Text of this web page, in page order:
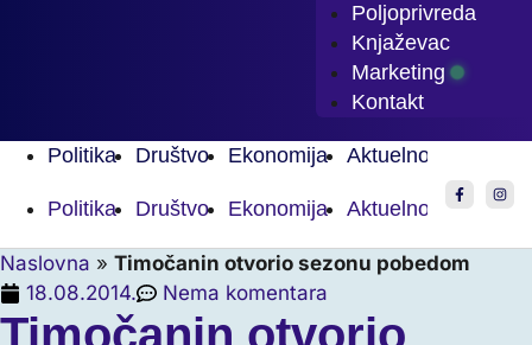
Poljoprivreda
Knjaževac
Marketing
Kontakt
Politika Društvo Ekonomija Aktuelnosti
Politika Društvo Ekonomija Aktuelnosti Sport
Naslovna » Timočanin otvorio sezonu pobedom
18.08.2014.
Nema komentara